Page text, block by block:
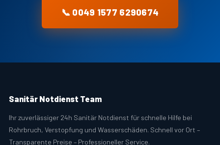
📞 0049 1577 6290674
Sanitär Notdienst Team
Ihr zuverlässiger 24h Sanitär Notdienst für schnelle Hilfe bei
Rohrbruch, Verstopfung und Wasserschäden. Schnell vor Ort –
Transparente Preise – Professioneller Service.